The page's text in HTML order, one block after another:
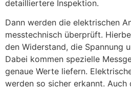
detailliertere Inspektion.
Dann werden die elektrischen
messtechnisch überprüft.
den Widerstand, die Spannung
Dabei kommen spezielle
genaue Werte liefern.
werden so sicher erkannt. Auch